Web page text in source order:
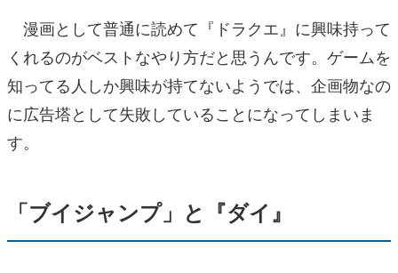
漫画として普通に読めて『ドラクエ』に興味持って
くれるのがベストなやり方だと思うんです。ゲームを
知ってる人しか興味が持てないようでは、企画物なの
に広告塔として失敗していることになってしまいま
す。
「ブイジャンプ」と『ダイ』